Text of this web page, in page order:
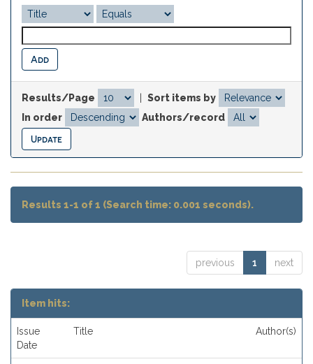
Results/Page
Sort items by
In order
Authors/record
Results 1-1 of 1 (Search time: 0.001 seconds).
previous 1 next
Item hits:
Issue
Date
Title Author(s)